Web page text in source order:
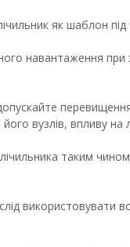
як шаблон
навантаження при
вузлів, впливу на
таким
використовувати